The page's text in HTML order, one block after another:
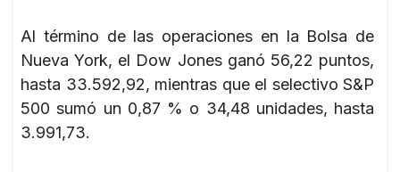
Al término de las operaciones en la Bolsa de
Nueva York, el Dow Jones ganó 56,22 puntos,
hasta 33.592,92, mientras que el selectivo S&P
500 sumó un 0,87 % o 34,48 unidades, hasta
3.991,73.